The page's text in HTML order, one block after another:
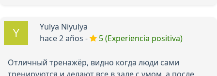
Yulya Niyulya
hace 2 años -
5 (Experiencia positiva)
Отличный тренажёр, видно когда люди сами